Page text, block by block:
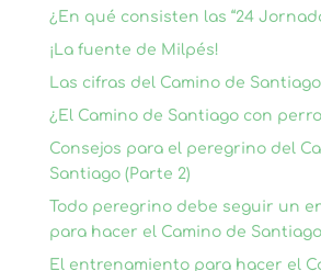
¿En qué consisten las “24
¡La fuente de Milpés!
Las cifras del Camino de Santiago
¿El Camino de Santiago con
Consejos para el peregrino del
Santiago (Parte 2)
Todo peregrino debe seguir un
para hacer el Camino de Santiago
El entrenamiento para hacer el